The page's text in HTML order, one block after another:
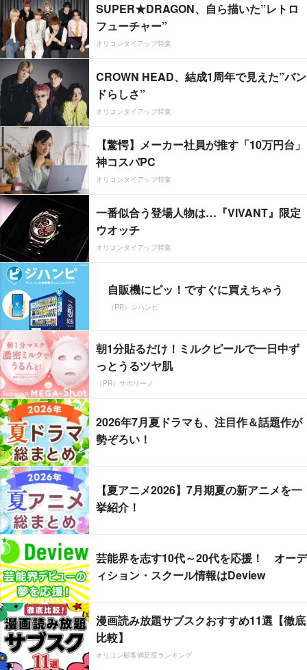
SUPER★DRAGON、自ら描いた”レトロ
フューチャー”
オリコンタイアップ特集
CROWN HEAD、結成1周年で見えた”バン
ドらしさ”
オリコンタイアップ特集
【驚愕】メーカー社員が推す「10万円台」
神コスパPC
オリコンタイアップ特集
一番似合う登場人物は…『VIVANT』限定
ウオッチ
オリコンタイアップ特集
自販機にピッ！ですぐに買えちゃう
（PR）ジハンピ
朝1分貼るだけ！ミルクピールで一日中ず
っとうるツヤ肌
（PR）サボリーノ
2026年7月夏ドラマも、注目作＆話題作が
勢ぞろい！
【夏アニメ2026】7月期夏の新アニメを一
挙紹介！
芸能界を志す10代～20代を応援！ オーデ
ィション・スクール情報はDeview
漫画読み放題サブスクおすすめ11選【徹底
比較】
オリコン顧客満足度ランキング